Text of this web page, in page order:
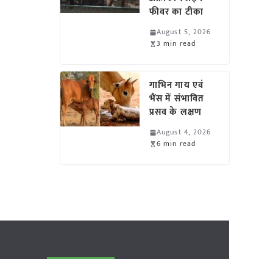
फीवर का टीका
August 5, 2026
3 min read
गाभिन गाय एवं
भैंस में संभावित
प्रसव के लक्षण
August 4, 2026
6 min read